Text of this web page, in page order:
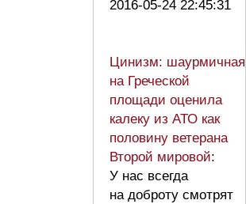
2016-05-24 22:45:31
Цинизм: шаурмичная
на Греческой
площади оценила
калеку из АТО как
половину ветерана
Второй мировой:
У нас всегда
на доброту смотрят